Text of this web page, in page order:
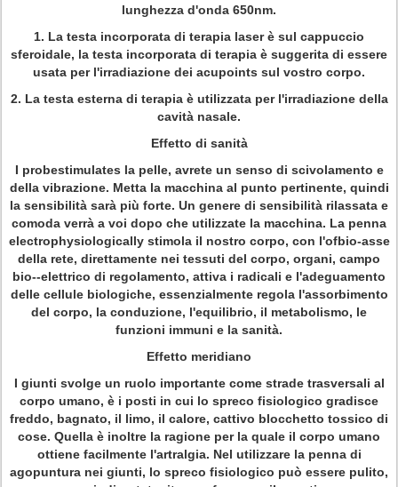
lunghezza d'onda 650nm.
1. La testa incorporata di terapia laser è sul cappuccio
sferoidale, la testa incorporata di terapia è suggerita di essere
usata per l'irradiazione dei acupoints sul vostro corpo.
2. La testa esterna di terapia è utilizzata per l'irradiazione della
cavità nasale.
Effetto di sanità
I probestimulates la pelle, avrete un senso di scivolamento e
della vibrazione. Metta la macchina al punto pertinente, quindi
la sensibilità sarà più forte. Un genere di sensibilità rilassata e
comoda verrà a voi dopo che utilizzate la macchina. La penna
electrophysiologically stimola il nostro corpo, con l'ofbio-asse
della rete, direttamente nei tessuti del corpo, organi, campo
bio--elettrico di regolamento, attiva i radicali e l'adeguamento
delle cellule biologiche, essenzialmente regola l'assorbimento
del corpo, la conduzione, l'equilibrio, il metabolismo, le
funzioni immuni e la sanità.
Effetto meridiano
I giunti svolge un ruolo importante come strade trasversali al
corpo umano, è i posti in cui lo spreco fisiologico gradisce
freddo, bagnato, il limo, il calore, cattivo blocchetto tossico di
cose. Quella è inoltre la ragione per la quale il corpo umano
ottiene facilmente l'artralgia. Nel utilizzare la penna di
agopuntura nei giunti, lo spreco fisiologico può essere pulito,